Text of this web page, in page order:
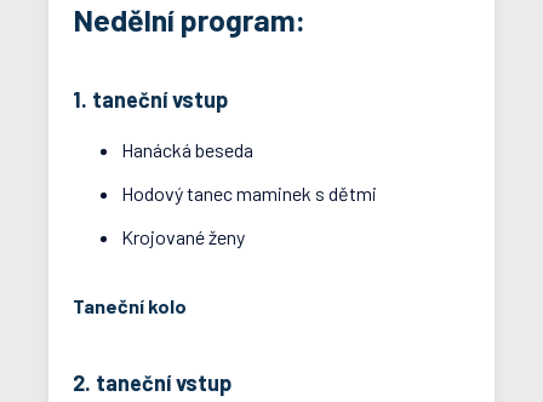
Nedělní program:
1. taneční vstup
Hanácká beseda
Hodový tanec maminek s dětmi
Krojované ženy
Taneční kolo
2. taneční vstup